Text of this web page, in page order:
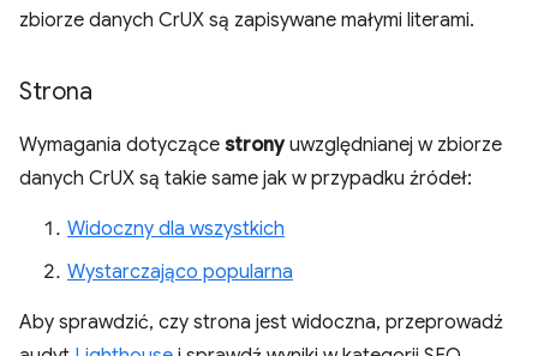
zbiorze danych CrUX są zapisywane małymi literami.
Strona
Wymagania dotyczące stronyuwzględnianej w zbiorze
danych CrUX są takie same jak w przypadku źródeł:
Widoczny dla wszystkich
Wystarczająco popularna
Aby sprawdzić, czy strona jest widoczna, przeprowadź